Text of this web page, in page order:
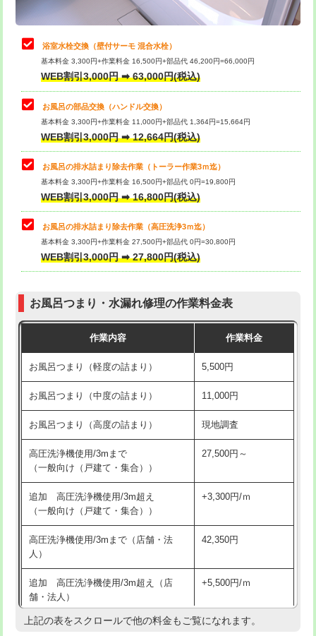
止水・漏水調査・防水処理・清掃・修
理・調整・分解・加工など（中作業）
22,000円
止水・漏水調査・防水処理・清掃・修
理・調整・分解・加工など（重作業）
33,000円
トイレタンク脱着
トイレ便器脱着
タンクレストイレ脱着 33,000円
小便器トイレ脱着
その他部品の脱着 8,800円～
交換・取付（タンク）
交換・取付（普通便座） 11,000円+材料費
交換・取付（温水洗浄便座） 16,500円+材料費
交換・取付(単水栓（壁付・デッキ
式）)
13,200円+材料費
交換・取付(混合水栓（壁付・デッキ
式・ワンホール）)
16,500円+材料費
交換・取付(排水栓・排水トラップ
（P/S/ポップアップ））
22,000円+材料費
交換・取付（その他部品） 11,000円+材料費
持込商品取付（単水栓） 13,200円
持込商品取付（混合水栓）
持込商品取付（浄水器・分岐水栓） 16,500円
持込商品取付（温水洗浄便座） 22,000円
浴室水栓交換（壁付サーモ 混合水栓）
基本料金 3,300円+作業料金 16,500円+部品代 46,200円=66,000円
WEB割引3,000円 ➡ 63,000円(税込)
お風呂の部品交換（ハンドル交換）
基本料金 3,300円+作業料金 11,000円+部品代 1,364円=15,664円
WEB割引3,000円 ➡ 12,664円(税込)
お風呂の排水詰まり除去作業（トーラー作業3ｍ迄）
基本料金 3,300円+作業料金 16,500円+部品代 0円=19,800円
WEB割引3,000円 ➡ 16,800円(税込)
お風呂の排水詰まり除去作業（高圧洗浄3ｍ迄）
基本料金 3,300円+作業料金 27,500円+部品代 0円=30,800円
WEB割引3,000円 ➡ 27,800円(税込)
お風呂つまり・水漏れ修理の作業料金表
作業内容 作業料金
お風呂つまり（軽度の詰まり） 5,500円
お風呂つまり（中度の詰まり） 11,000円
お風呂つまり（高度の詰まり） 現地調査
高圧洗浄機使用/3mまで
（一般向け（戸建て・集合））
27,500円～
追加 高圧洗浄機使用/3m超え
（一般向け（戸建て・集合））
+3,300円/ｍ
高圧洗浄機使用/3mまで（店舗・法
人）
42,350円
追加 高圧洗浄機使用/3m超え（店
舗・法人）
+5,500円/ｍ
高度高圧洗浄換 現地調査
上記の表をスクロールで他の料金もご覧になれます。